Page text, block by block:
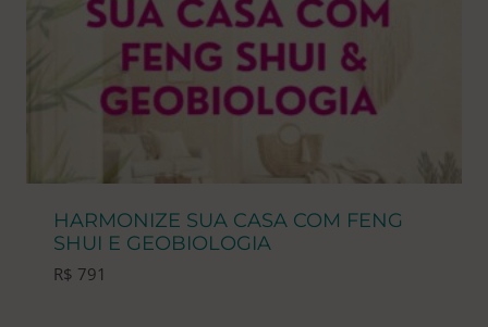
HARMONIZE SUA CASA COM FENG
SHUI E GEOBIOLOGIA
R$ 791